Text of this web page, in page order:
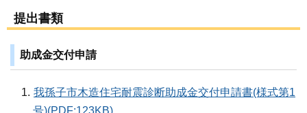
提出書類
助成金交付申請
我孫子市木造住宅耐震診断助成金交付申請書(様式第1
号)(PDF:123KB)